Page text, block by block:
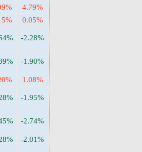
4.79%
0.05%
-2.28%
-1.90%
1.08%
-1.95%
-2.74%
-2.01%